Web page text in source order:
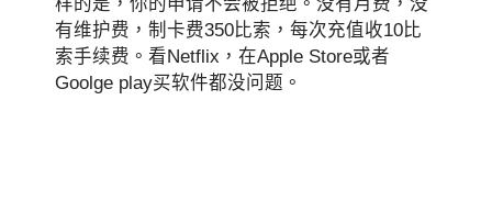
有维护费，制卡费350比索，每次充值收10比
索手续费。看Netflix，在Apple Store或者
Goolge play买软件都没问题。